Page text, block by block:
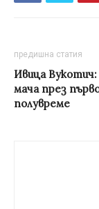
предишна статия
Ивица Вукотич:
мача през
полувреме